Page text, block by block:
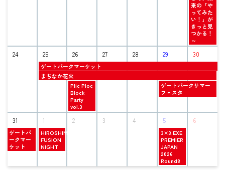
2026
来の「や
ってみた
い！」が
きっと見
つかる！
～
24 25 26 27 28 29 30
火
曜
日,
ゲートパークマーケット
火
曜
25th
2026
まちなか花火
水
曜
日,
8
月
26th
Plic Ploc
Block
Party
vol.3
土
曜
日,
月
29th
2026
ゲートパークサマー
フェスタ
31 1 2 3 4 5 6
火
曜
日,
8
25th
ゲートパ
ークマー
ケット
火
曜
日,
9
1st
HIROSHIMA
FUSION
NIGHT
土
曜
日,
9
月
5th
3×3.EXE
PREMIER
JAPAN
2026
Round8